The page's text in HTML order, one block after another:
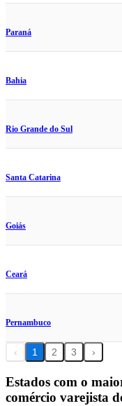
Paraná
Bahia
Rio Grande do Sul
Santa Catarina
Goiás
Ceará
Pernambuco
‹ 1 2 3 ›
Estados com o
comércio varejista